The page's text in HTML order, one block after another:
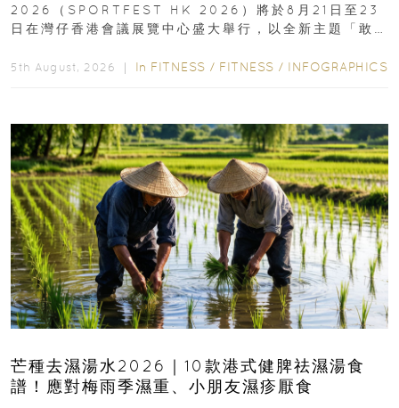
2026（SPORTFEST HK 2026）將於8月21日至23
日在灣仔香港會議展覽中心盛大舉行，以全新主題「敢
5th August, 2026 ｜ In FITNESS / FITNESS / INFOGRAPHICS
芒種去濕湯水2026｜10款港式健脾祛濕湯食
譜！應對梅雨季濕重、小朋友濕疹厭食